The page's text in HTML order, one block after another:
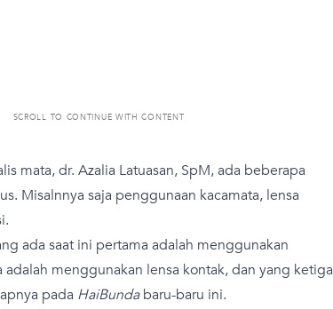
SCROLL TO CONTINUE WITH CONTENT
mata, dr. Azalia Latuasan, SpM, ada beberapa
Misalnnya saja penggunaan kacamata, lensa
ada saat ini pertama adalah menggunakan
adalah menggunakan lensa kontak, dan yang ketiga
pada HaiBundabaru-baru ini.